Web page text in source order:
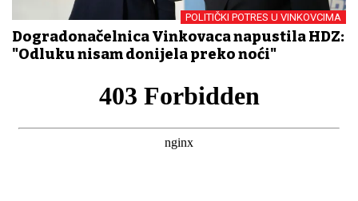
POLITIČKI POTRES U VINKOVCIMA
Dogradonačelnica Vinkovaca napustila HDZ:
"Odluku nisam donijela preko noći"